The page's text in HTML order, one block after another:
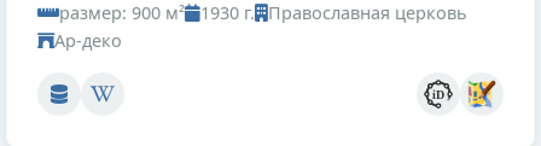
размер: 900 м²
1930 г.
Православная церковь
Ар-деко